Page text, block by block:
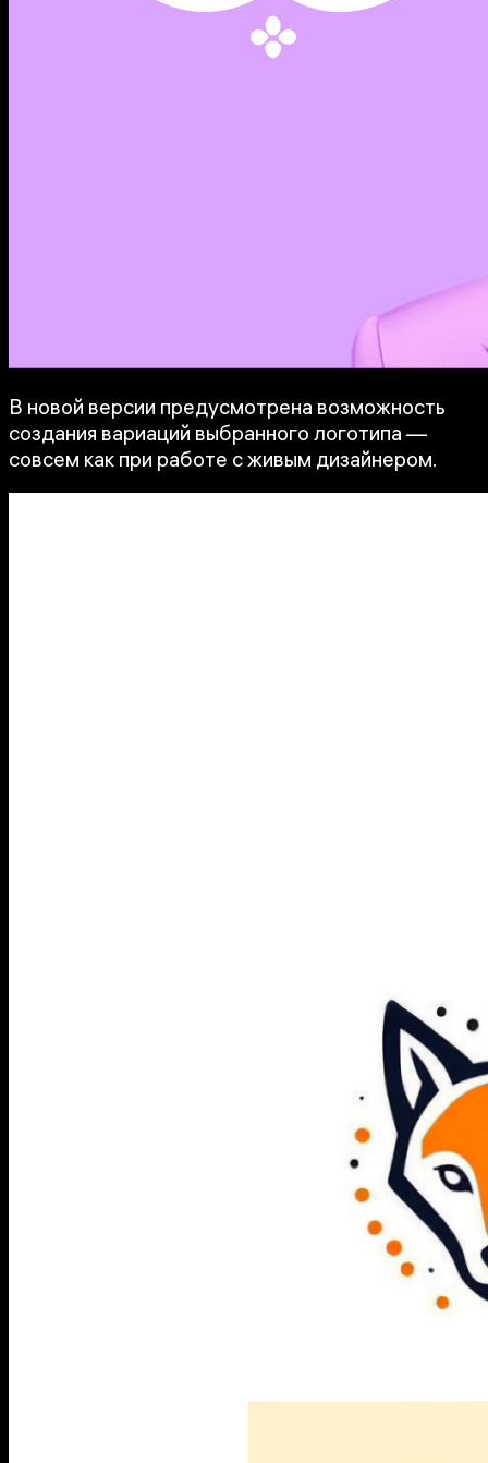
В новой версии предусмотрена возможность
создания вариаций выбранного логотипа —
совсем как при работе с живым дизайнером.